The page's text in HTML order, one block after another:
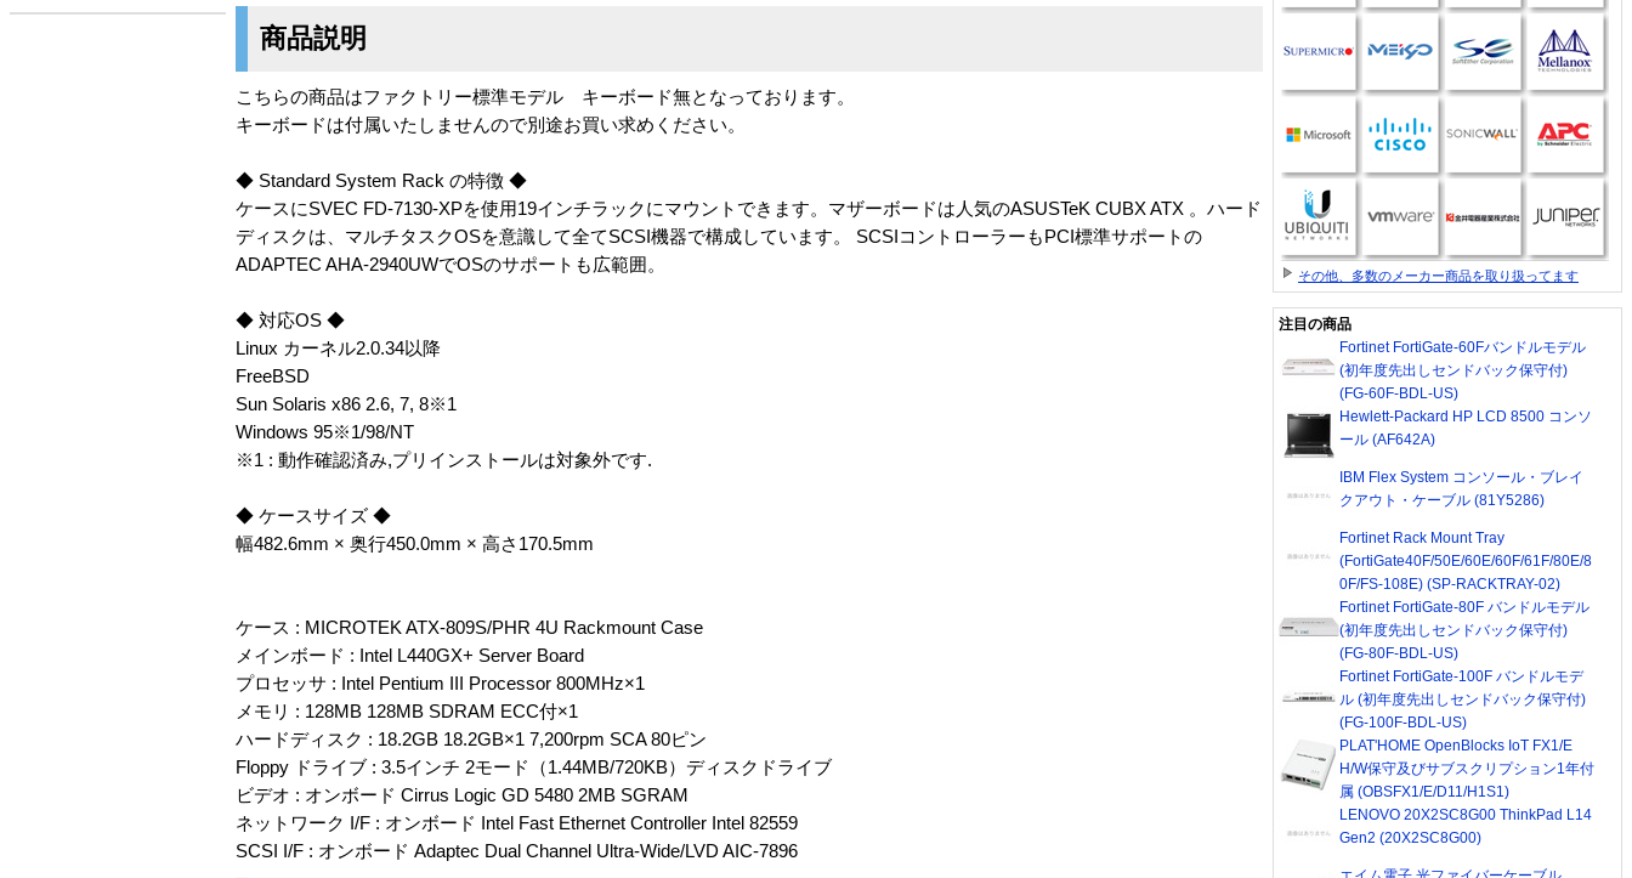
商品説明
こちらの商品はファクトリー標準モデル キーボード無となっております。
キーボードは付属いたしませんので別途お買い求めください。
◆ Standard System Rack の特徴 ◆
ケースにSVEC FD-7130-XPを使用19インチラックにマウントできます。マザーボードは人気のASUSTeK CUBX ATX 。ハード
ディスクは、マルチタスクOSを意識して全てSCSI機器で構成しています。 SCSIコントローラーもPCI標準サポートの
ADAPTEC AHA-2940UWでOSのサポートも広範囲。
◆ 対応OS ◆
Linux カーネル2.0.34以降
FreeBSD
Sun Solaris x86 2.6, 7, 8※1
Windows 95※1/98/NT
※1 : 動作確認済み,プリインストールは対象外です.
◆ ケースサイズ ◆
幅482.6mm × 奥行450.0mm × 高さ170.5mm
ケース : MICROTEK ATX-809S/PHR 4U Rackmount Case
メインボード : Intel L440GX+ Server Board
プロセッサ : Intel Pentium III Processor 800MHz×1
メモリ : 128MB 128MB SDRAM ECC付×1
ハードディスク : 18.2GB 18.2GB×1 7,200rpm SCA 80ピン
Floppy ドライブ : 3.5インチ 2モード（1.44MB/720KB）ディスクドライブ
ビデオ : オンボード Cirrus Logic GD 5480 2MB SGRAM
ネットワーク I/F : オンボード Intel Fast Ethernet Controller Intel 82559
SCSI I/F : オンボード Adaptec Dual Channel Ultra-Wide/LVD AIC-7896
その他、多数のメーカー商品を取り扱ってます
注目の商品
Fortinet FortiGate-60Fバンドルモデル
(初年度先出しセンドバック保守付)
(FG-60F-BDL-US)
Hewlett-Packard HP LCD 8500 コンソ
ール (AF642A)
IBM Flex System コンソール・ブレイ
クアウト・ケーブル (81Y5286)
Fortinet Rack Mount Tray
(FortiGate40F/50E/60E/60F/61F/80E/8
0F/FS-108E) (SP-RACKTRAY-02)
Fortinet FortiGate-80F バンドルモデル
(初年度先出しセンドバック保守付)
(FG-80F-BDL-US)
Fortinet FortiGate-100F バンドルモデ
ル (初年度先出しセンドバック保守付)
(FG-100F-BDL-US)
PLAT'HOME OpenBlocks IoT FX1/E
H/W保守及びサブスクリプション1年付
属 (OBSFX1/E/D11/H1S1)
LENOVO 20X2SC8G00 ThinkPad L14
Gen2 (20X2SC8G00)